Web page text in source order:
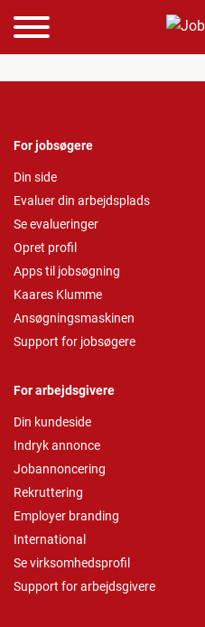
For jobsøgere
Din side
Evaluer din arbejdsplads
Se evalueringer
Opret profil
Apps til jobsøgning
Kaares Klumme
Ansøgningsmaskinen
Support for jobsøgere
For arbejdsgivere
Din kundeside
Indryk annonce
Jobannoncering
Rekruttering
Employer branding
International
Se virksomhedsprofil
Support for arbejdsgivere